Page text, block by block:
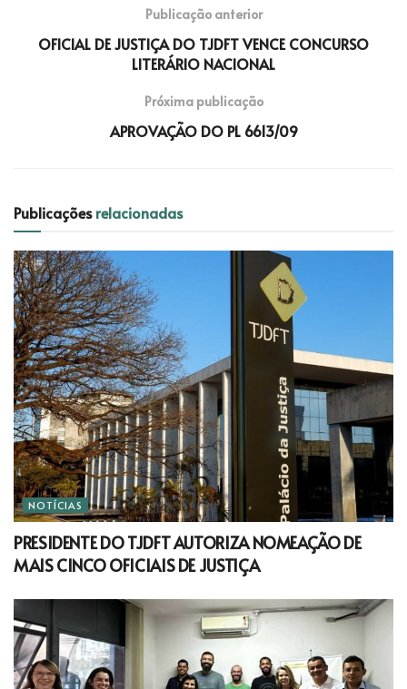
Publicação anterior
OFICIAL DE JUSTIÇA DO TJDFT VENCE CONCURSO
LITERÁRIO NACIONAL
Próxima publicação
APROVAÇÃO DO PL 6613/09
Publicaçõesrelacionadas
NOTÍCIAS
PRESIDENTE DO TJDFT AUTORIZA NOMEAÇÃO DE
MAIS CINCO OFICIAIS DE JUSTIÇA